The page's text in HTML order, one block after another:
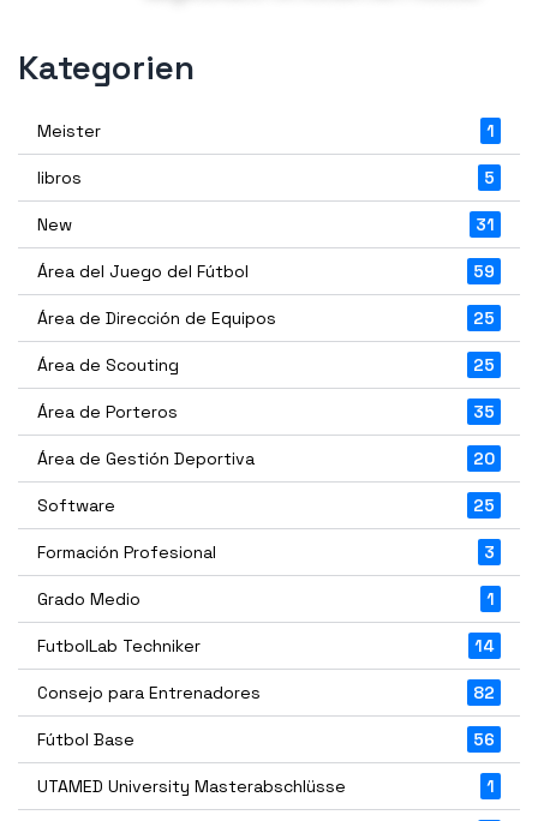
Kategorien
Meister 1
libros 5
New 31
Área del Juego del Fútbol 59
Área de Dirección de Equipos 25
Área de Scouting 25
Área de Porteros 35
Área de Gestión Deportiva 20
Software 25
Formación Profesional 3
Grado Medio 1
FutbolLab Techniker 14
Consejo para Entrenadores 82
Fútbol Base 56
UTAMED University Masterabschlüsse 1